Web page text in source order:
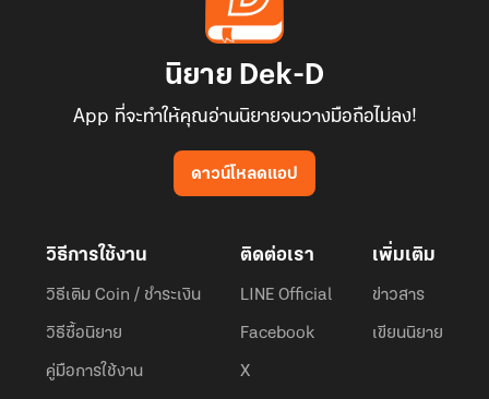
นิยาย Dek-D
App ที่จะทำให้คุณอ่านนิยายจนวางมือถือไม่ลง!
ดาวน์โหลดแอป
วิธีการใช้งาน
วิธีเติม Coin / ชำระเงิน
วิธีซื้อนิยาย
คู่มือการใช้งาน
ติดต่อเรา
LINE Official
Facebook
X
เพิ่มเติม
ข่าวสาร
เขียนนิยาย